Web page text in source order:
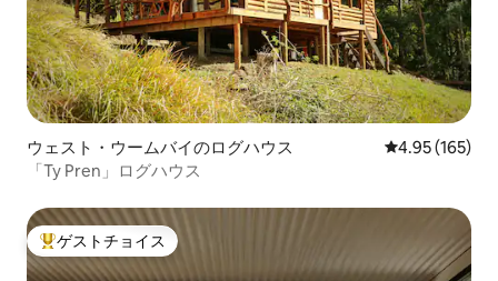
ウェスト・ウームバイのログハウス レビュー165
4.95 (165)
「Ty Pren」ログハウス
大好評のゲストチョイスです。
ゲストチョイス